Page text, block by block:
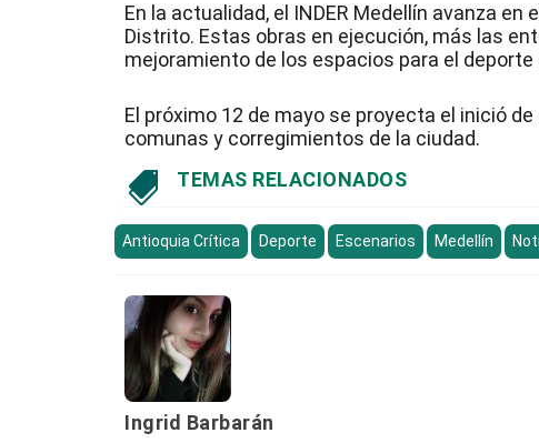
En la actualidad, el INDER Medellín avanza
Distrito. Estas obras en ejecución, más las
mejoramiento de los espacios para el deporte
El próximo 12 de mayo se proyecta el inició
comunas y corregimientos de la ciudad.
 TEMAS RELACIONADOS
Antioquia Crítica Deporte Escenarios Medellín
Ingrid Barbarán